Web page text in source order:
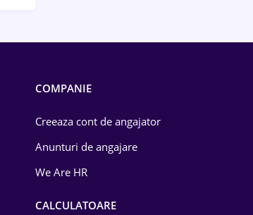
COMPANIE
Creeaza cont de angajator
Anunturi de angajare
We Are HR
CALCULATOARE